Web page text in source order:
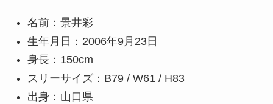
名前：景井彩
生年月日：2006年9月23日
身長：150cm
スリーサイズ：B79 / W61 / H83
出身：山口県